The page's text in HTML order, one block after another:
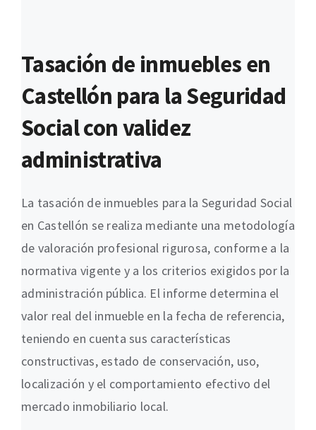
Tasación de inmuebles en
Castellón para la Seguridad
Social con validez
administrativa
La tasación de inmuebles para la Seguridad Social
en Castellón se realiza mediante una metodología
de valoración profesional rigurosa, conforme a la
normativa vigente y a los criterios exigidos por la
administración pública. El informe determina el
valor real del inmueble en la fecha de referencia,
teniendo en cuenta sus características
constructivas, estado de conservación, uso,
localización y el comportamiento efectivo del
mercado inmobiliario local.